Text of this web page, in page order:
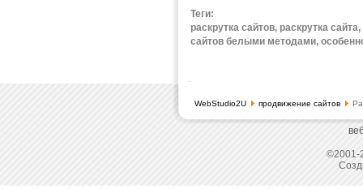
Теги:
раскрутка сайтов, раскрутка
сайтов белыми методами,
WebStudio2U продвижение сайтов
©2001-